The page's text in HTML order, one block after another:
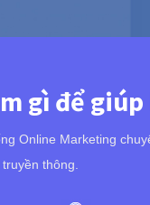
gì để giúp
Online Marketing
thông.